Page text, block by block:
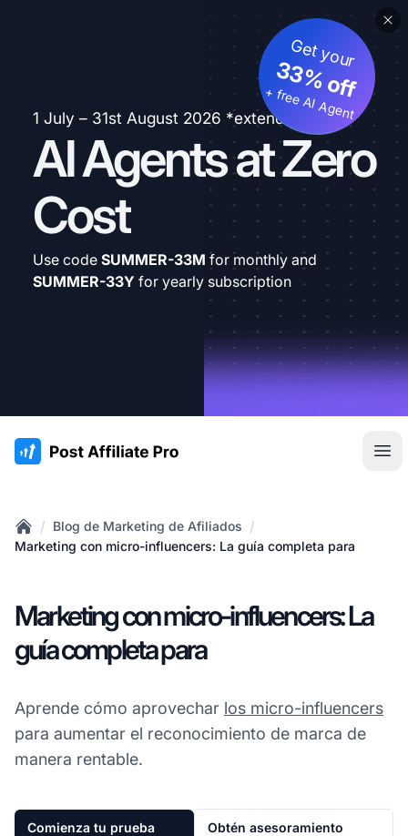
1 July – 31st August 2026 *extended
AI Agents at Zero
Cost
Get your
33% off
+ free AI Agent
Use code SUMMER-33M for monthly and
SUMMER-33Y for yearly subscription
:site.title
Home
/ Blog de Marketing de Afiliados /
Marketing con micro-influencers: La guía completa para
Marketing con micro-influencers: La
guía completa para
Aprende cómo aprovechar los micro-influencers
para aumentar el reconocimiento de marca de
manera rentable.
Comienza tu prueba
Obtén asesoramiento